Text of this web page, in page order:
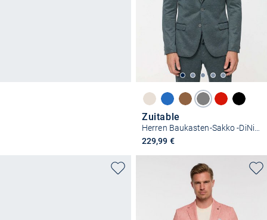
Zuitable
Herren Baukasten-Sakko -DiNick
229,99 €